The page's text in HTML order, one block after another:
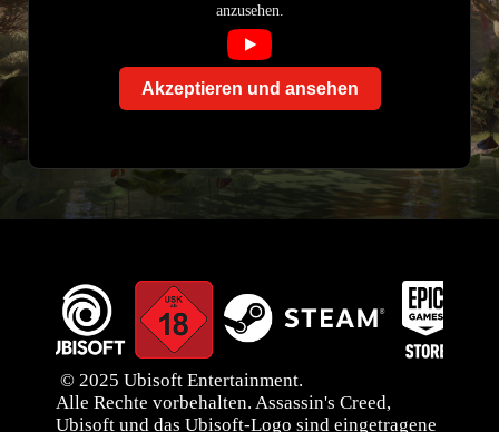
anzusehen.
Akzeptieren und ansehen
© 2025 Ubisoft Entertainment.
Alle Rechte vorbehalten. Assassin's Creed,
Ubisoft und das Ubisoft-Logo sind eingetragene